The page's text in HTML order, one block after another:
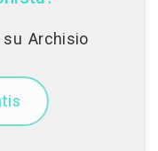
Archisio